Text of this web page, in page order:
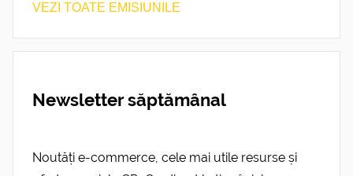
VEZI TOATE EMISIUNILE
Newsletter săptămânal
Noutăți e-commerce, cele mai utile resurse și